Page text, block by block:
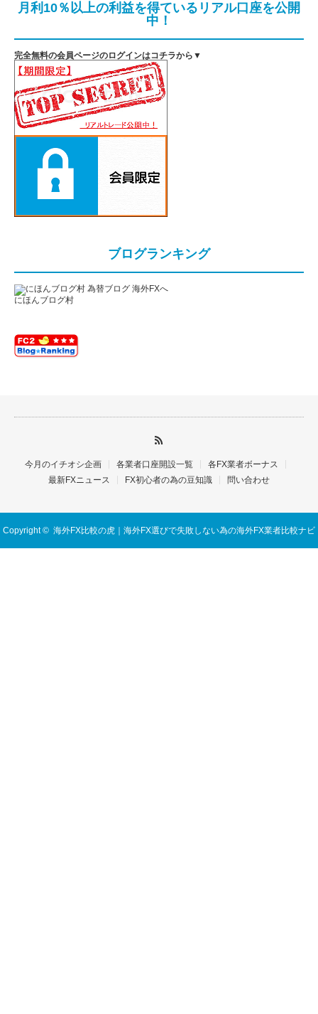
月利10％以上の利益を得ているリアル口座を公開
中！
完全無料の会員ページのログインはコチラから▼
ブログランキング
にほんブログ村
今月のイチオシ企画 各業者口座開設一覧
各FX業者ボーナス
最新FXニュース
FX初心者の為の豆知識 問い合わせ
Copyright © 海外FX比較の虎｜海外FX選びで失敗しない為の海外FX業者比較ナビ